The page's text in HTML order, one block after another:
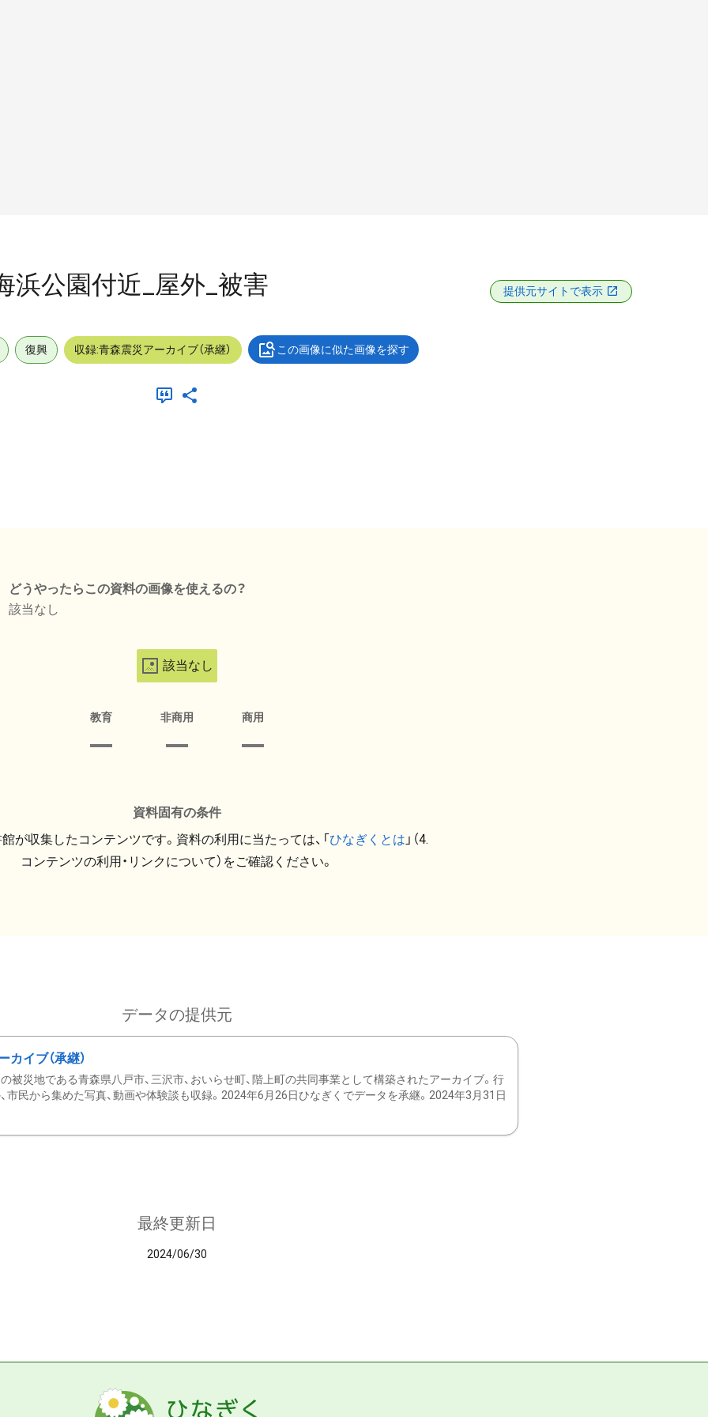
浜公園付近_屋外_被害 提供元サイトで表示
復興 収録:青森震災アーカイブ（承継） この画像に似た画像を探す
どうやったらこの資料の画像を使えるの？
該当なし
該当なし
教育 非商用 商用
資料固有の条件
が収集したコンテンツです。資料の利用に当たっては、「ひなぎくとは 」（4.
コンテンツの利用・リンクについて）をご確認ください。
データの提供元
イブ（承継）
被災地である青森県八戸市、三沢市、おいらせ町、階上町の共同事業として構築されたアーカイブ。行
市民から集めた写真、動画や体験談も収録。2024年6月26日ひなぎくでデータを承継。2024年3月31日
最終更新日
2024/06/30